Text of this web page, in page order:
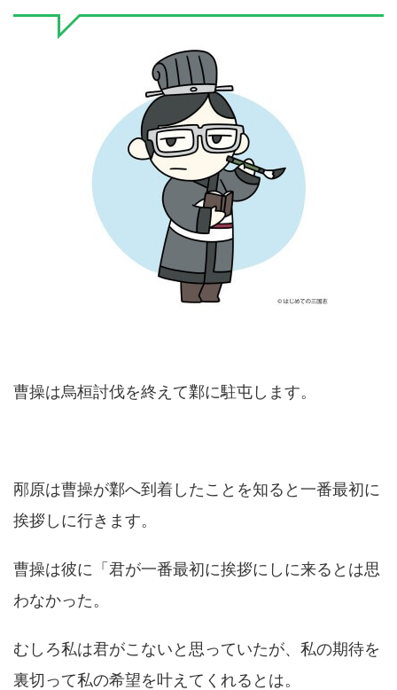
曹操は烏桓討伐を終えて鄴に駐屯します。
邴原は曹操が鄴へ到着したことを知ると一番最初に
挨拶しに行きます。
曹操は彼に「君が一番最初に挨拶にしに来るとは思
わなかった。
むしろ私は君がこないと思っていたが、私の期待を
裏切って私の希望を叶えてくれるとは。